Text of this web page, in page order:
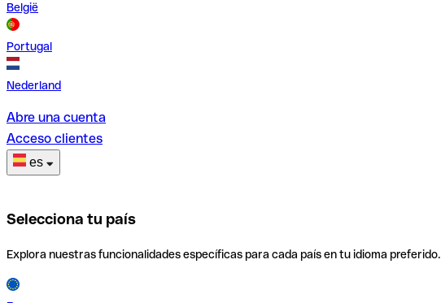
België
Portugal
Nederland
Abre una cuenta
Acceso clientes
es
Selecciona tu país
Explora nuestras funcionalidades específicas para cada país en tu idioma preferido.